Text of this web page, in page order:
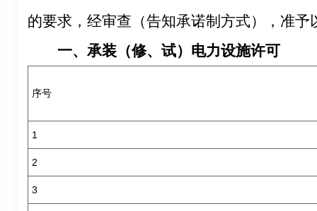
的要求，经审查（告知承诺制方式），准予
一、承装（修、试）电力设施许可
序号
1
2
3